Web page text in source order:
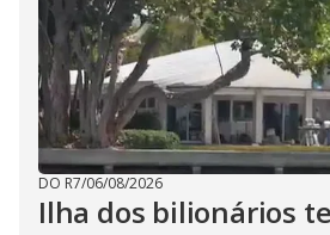
DO R7/06/08/2026
Ilha dos bilionários